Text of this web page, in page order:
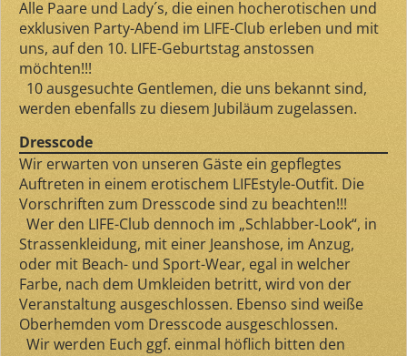
Alle Paare und Lady´s, die einen hocherotischen und
exklusiven Party-Abend im LIFE-Club erleben und mit
uns, auf den 10. LIFE-Geburtstag anstossen
möchten!!!
10 ausgesuchte Gentlemen, die uns bekannt sind,
werden ebenfalls zu diesem Jubiläum zugelassen.
Dresscode
Wir erwarten von unseren Gäste ein gepflegtes
Auftreten in einem erotischem LIFEstyle-Outfit. Die
Vorschriften zum Dresscode sind zu beachten!!!
Wer den LIFE-Club dennoch im „Schlabber-Look“, in
Strassenkleidung, mit einer Jeanshose, im Anzug,
oder mit Beach- und Sport-Wear, egal in welcher
Farbe, nach dem Umkleiden betritt, wird von der
Veranstaltung ausgeschlossen. Ebenso sind weiße
Oberhemden vom Dresscode ausgeschlossen.
Wir werden Euch ggf. einmal höflich bitten den